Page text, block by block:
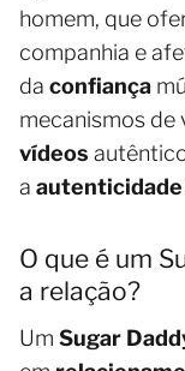
homem, que
companhia e
da confiança
mecanismos de
vídeos
a autenticidade
O que é um
a relação?
Um Sugar